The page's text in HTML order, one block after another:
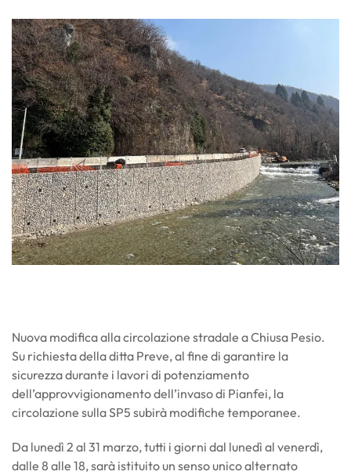
Nuova modifica alla circolazione stradale a Chiusa Pesio.
Su richiesta della ditta Preve, al fine di garantire la
sicurezza durante i lavori di potenziamento
dell’approvvigionamento dell’invaso di Pianfei, la
circolazione sulla SP5 subirà modifiche temporanee.
Da lunedì 2 al 31 marzo, tutti i giorni dal lunedì al venerdì,
dalle 8 alle 18, sarà istituito un senso unico alternato